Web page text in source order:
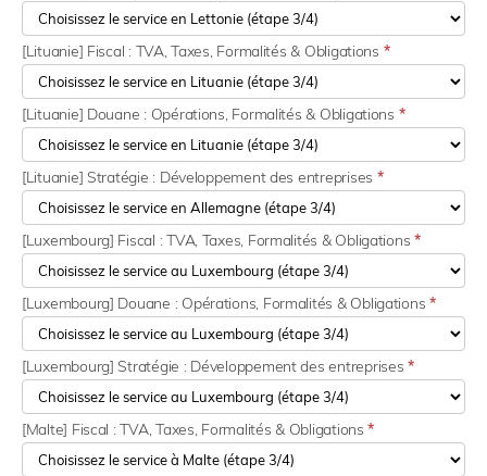
[Lituanie] Fiscal : TVA, Taxes, Formalités & Obligations *
[Lituanie] Douane : Opérations, Formalités & Obligations *
[Lituanie] Stratégie : Développement des entreprises *
[Luxembourg] Fiscal : TVA, Taxes, Formalités & Obligations*
[Luxembourg] Douane : Opérations, Formalités & Obligations*
[Luxembourg] Stratégie : Développement des entreprises*
[Malte] Fiscal : TVA, Taxes, Formalités & Obligations*